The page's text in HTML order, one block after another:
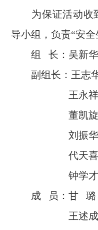
为保证活动收到
导小组，负责“安全
组 长：吴新华
副组长：王志
王永祥 镇
董凯旋 镇
刘振华 镇委
代天喜 镇
钟学才 派
成 员：甘 璐
王述成 镇